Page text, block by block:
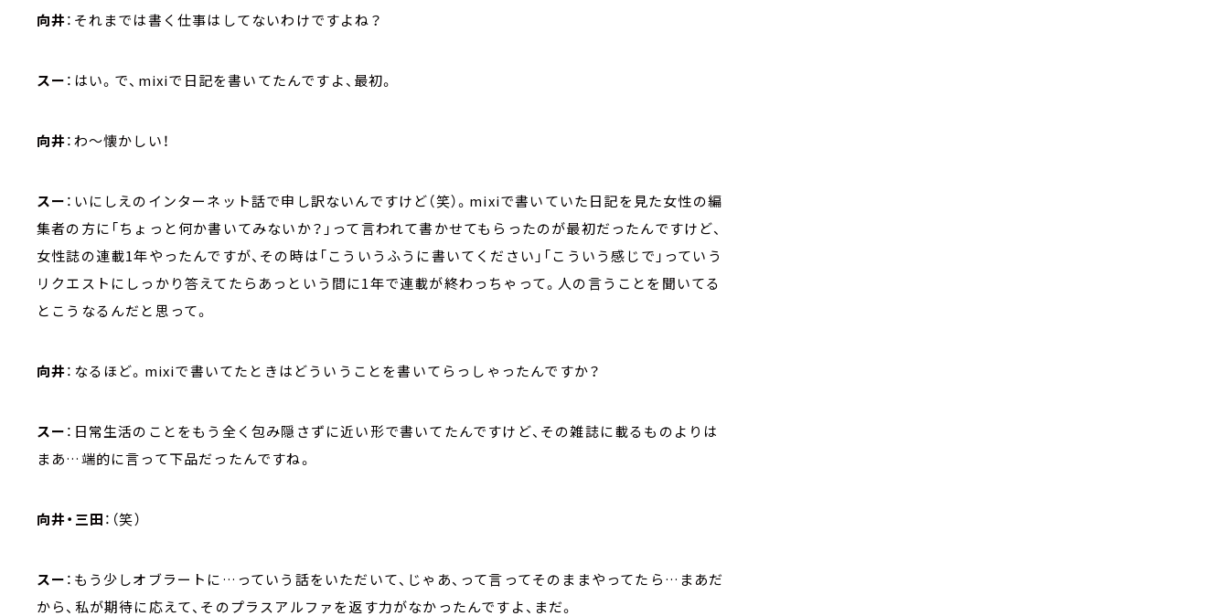
向井：それまでは書く仕事はしてないわけですよね？
スー：はい。で、mixiで日記を書いてたんですよ、最初。
向井：わ～懐かしい！
スー：いにしえのインターネット話で申し訳ないんですけど（笑）。mixiで書いていた日記を見た女性の編
集者の方に「ちょっと何か書いてみないか？」って言われて書かせてもらったのが最初だったんですけど、
女性誌の連載1年やったんですが、その時は「こういうふうに書いてください」「こういう感じで」っていう
リクエストにしっかり答えてたらあっという間に1年で連載が終わっちゃって。人の言うことを聞いてる
とこうなるんだと思って。
向井：なるほど。mixiで書いてたときはどういうことを書いてらっしゃったんですか？
スー：日常生活のことをもう全く包み隠さずに近い形で書いてたんですけど、その雑誌に載るものよりは
まあ…端的に言って下品だったんですね。
向井・三田：（笑）
スー：もう少しオブラートに…っていう話をいただいて、じゃあ、って言ってそのままやってたら…まあだ
から、私が期待に応えて、そのプラスアルファを返す力がなかったんですよ、まだ。